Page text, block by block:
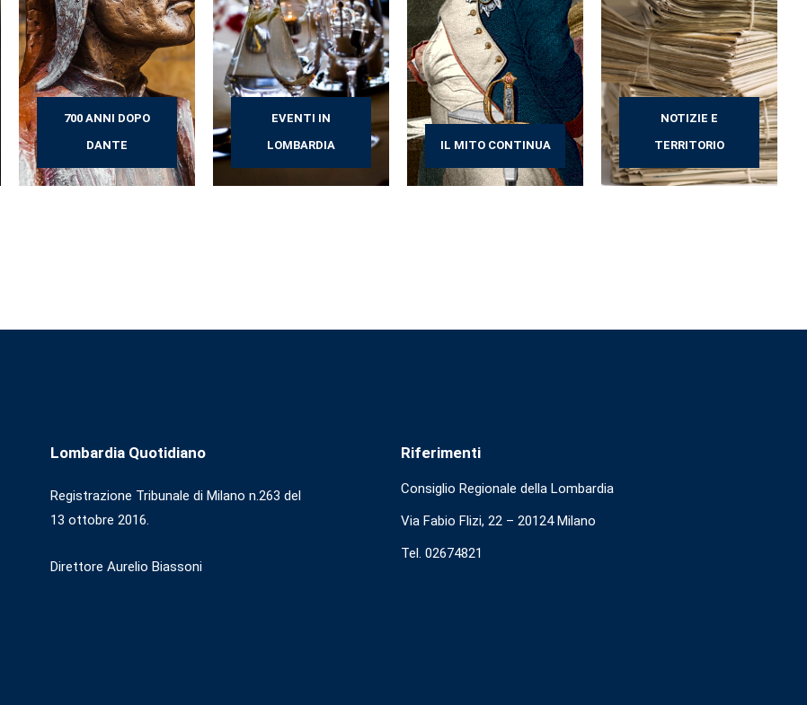
700 ANNI DOPO
DANTE
EVENTI IN
LOMBARDIA
IL MITO CONTINUA
NOTIZIE E
TERRITORIO
Lombardia Quotidiano
Registrazione Tribunale di Milano n.263 del
13 ottobre 2016.
Direttore Aurelio Biassoni
Riferimenti
Consiglio Regionale della Lombardia
Via Fabio Flizi, 22 – 20124 Milano
Tel. 02674821